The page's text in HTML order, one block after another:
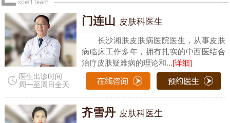
医生出诊时间
周一至周日全天
门连山 皮肤科医生
长沙湘肤皮肤病医院医生，从事皮肤
病临床工作多年，拥有扎实的中西医结合
治疗皮肤疑难病的理论和...[详细]
齐雪丹 皮肤科医生